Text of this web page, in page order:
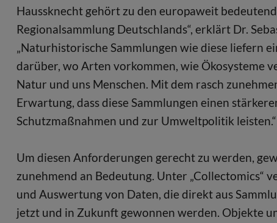
Haussknecht gehört zu den europaweit
Regionalsammlung Deutschlands“, erklärt Dr.
„Naturhistorische Sammlungen wie diese liefern
darüber, wo Arten vorkommen, wie Ökosysteme
Natur und uns Menschen. Mit dem rasch
Erwartung, dass diese Sammlungen einen
Schutzmaßnahmen und zur Umweltpolitik leisten.“
Um diesen Anforderungen gerecht zu werden,
zunehmend an Bedeutung. Unter „Collectomics“
und Auswertung von Daten, die direkt aus
jetzt und in Zukunft gewonnen werden. Objekte